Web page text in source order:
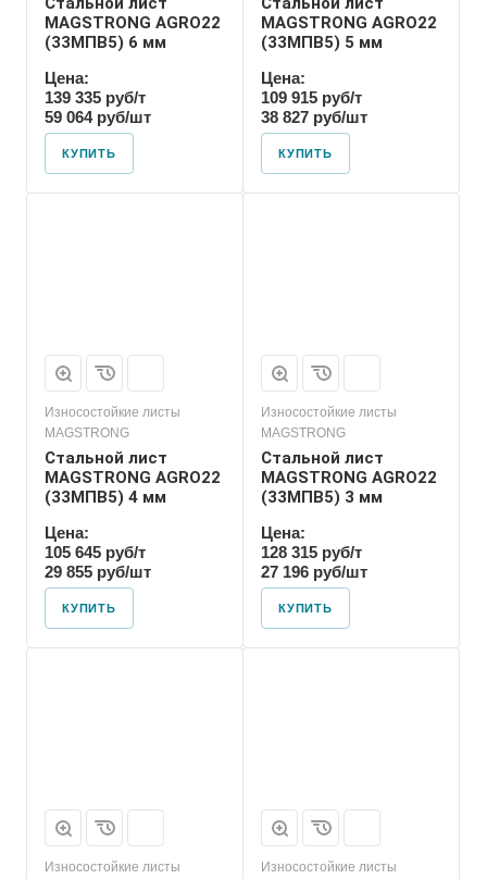
MAGSTRONG AGRO22
(33MПВ5) 6 мм
Цена:
139 335 руб/т
59 064 руб/шт
КУПИТЬ
MAGSTRONG AGRO22
(33MПВ5) 5 мм
Цена:
109 915 руб/т
38 827 руб/шт
КУПИТЬ
Износостойкие листы
MAGSTRONG
Стальной лист
MAGSTRONG AGRO22
(33MПВ5) 4 мм
Цена:
105 645 руб/т
29 855 руб/шт
КУПИТЬ
Износостойкие листы
MAGSTRONG
Стальной лист
MAGSTRONG AGRO22
(33MПВ5) 3 мм
Цена:
128 315 руб/т
27 196 руб/шт
КУПИТЬ
Износостойкие листы
Износостойкие листы